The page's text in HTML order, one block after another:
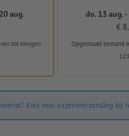
aug.
tot morgen
do. 13 aug.
€
Opgemaakt bestand
Kies voor expresverzending bij